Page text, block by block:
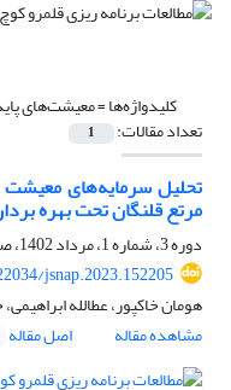
کلیدواژه‌ها =معیشت‌های
تعداد مقالات: 1
تحلیل سرمایه‌های معیشت
مرتع قلنگان تحت بهره
دوره 3، شماره 1، مرداد 1402، صفحه
jsnap.2023.152205
هومان خاکپور، عطالله
مشاهده مقاله
اصل مقاله